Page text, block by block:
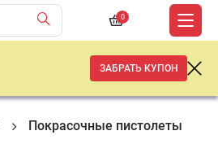
0
ЗАБРАТЬ КУПОН
Покрасочные пистолеты